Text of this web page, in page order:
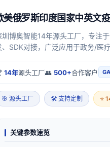
美俄罗斯印度国家中英文
圳博奥智能14年源头工厂，专注
、SDK对接，广泛应用于政务/医
14年源头工厂👥 500+合作客户
🎯 源头工厂 🛠 支持定制 ⭐
关键参数速览